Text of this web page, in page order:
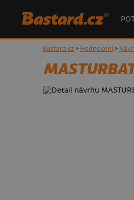
Bastard.cz> Hodnocení>